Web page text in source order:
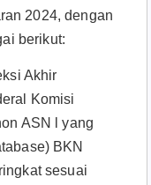
2024, dengan
berikut:
Akhir
Komisi
ASN l yang
BKN
sesuai